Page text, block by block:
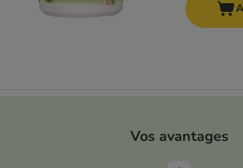
Vos avantages